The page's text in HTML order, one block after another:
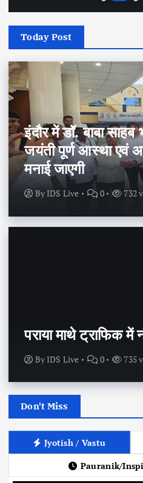
Today Post
इंदौर में डॉ. बाबा
जयंती पूर्ण आस्था एवं
मनाई जाएगी
ByIDS Live 0 732
पराया माथे ट्राफिक में
By IDS Live 0 735
Don't Miss
Jyotish / Vastu
Pauranik/